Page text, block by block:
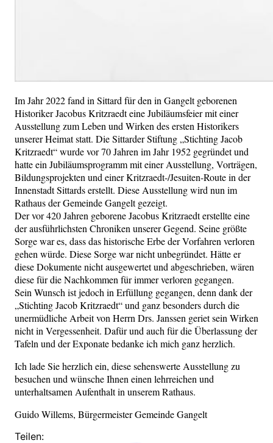
Im Jahr 2022 fand in Sittard für den in Gangelt geborenen
Historiker Jacobus Kritzraedt eine Jubiläumsfeier mit einer
Ausstellung zum Leben und Wirken des ersten Historikers
unserer Heimat statt. Die Sittarder Stiftung „Stichting Jacob
Kritzraedt“ wurde vor 70 Jahren im Jahr 1952 gegründet und
hatte ein Jubiläumsprogramm mit einer Ausstellung, Vorträgen,
Bildungsprojekten und einer Kritzraedt-/Jesuiten-Route in der
Innenstadt Sittards erstellt. Diese Ausstellung wird nun im
Rathaus der Gemeinde Gangelt gezeigt.
Der vor 420 Jahren geborene Jacobus Kritzraedt erstellte eine
der ausführlichsten Chroniken unserer Gegend. Seine größte
Sorge war es, dass das historische Erbe der Vorfahren verloren
gehen würde. Diese Sorge war nicht unbegründet. Hätte er
diese Dokumente nicht ausgewertet und abgeschrieben, wären
diese für die Nachkommen für immer verloren gegangen.
Sein Wunsch ist jedoch in Erfüllung gegangen, denn dank der
„Stichting Jacob Kritzraedt“ und ganz besonders durch die
unermüdliche Arbeit von Herrn Drs. Janssen geriet sein Wirken
nicht in Vergessenheit. Dafür und auch für die Überlassung der
Tafeln und der Exponate bedanke ich mich ganz herzlich.
Ich lade Sie herzlich ein, diese sehenswerte Ausstellung zu
besuchen und wünsche Ihnen einen lehrreichen und
unterhaltsamen Aufenthalt in unserem Rathaus.
Guido Willems, Bürgermeister Gemeinde Gangelt
Teilen: